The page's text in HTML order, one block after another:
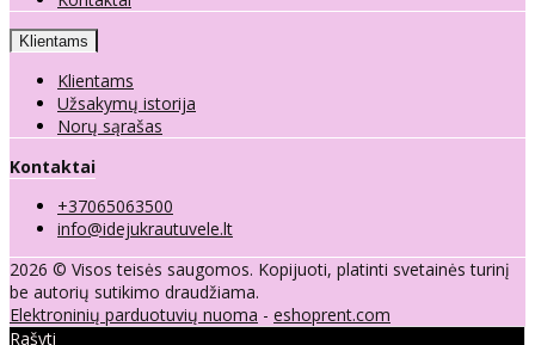
Klientams
Klientams
Užsakymų istorija
Norų sąrašas
Kontaktai
+37065063500
info@idejukrautuvele.lt
2026 © Visos teisės saugomos. Kopijuoti, platinti svetainės turinį
be autorių sutikimo draudžiama.
Elektroninių parduotuvių nuoma - eshoprent.com
Rašyti